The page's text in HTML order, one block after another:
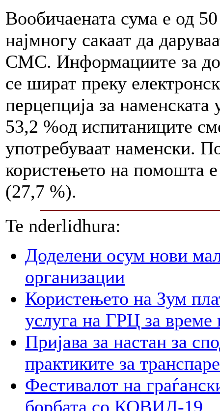
Вообичаената сума е од
најмногу сакаат да
СМС. Информациите за
се шират преку
перцепција за
53,2 %од испитаниците
употребуваат наменски.
користењето на помошта е
(27,7 %).
Te nderlidhura:
Доделени осум нови
организации
Користењето на Зум
услуга на ГРЦ за време
Пријава за настан за
практиките за
Фестивалот на
борбата со КОВИД-19